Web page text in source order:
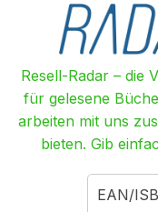
Resell-Radar – die
für gelesene
arbeiten mit uns
bieten. Gib